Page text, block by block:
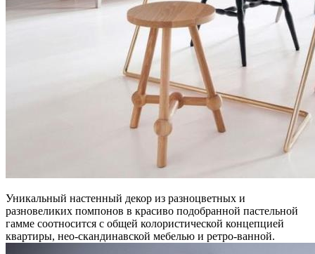
Уникальный настенный декор из разноцветных и
разновеликих помпонов в красиво подобранной пастельной
гамме соотносится с общей колористической концепцией
квартиры, нео-скандинавской мебелью и ретро-ванной.